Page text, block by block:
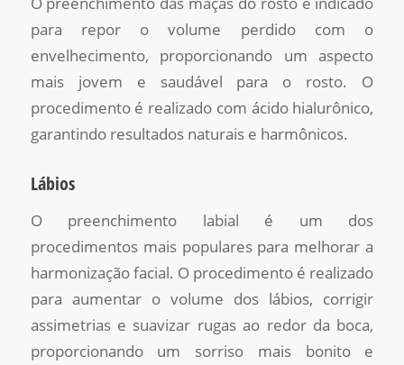
para repor o volume perdido com o
envelhecimento, proporcionando um aspecto
mais jovem e saudável para o rosto. O
procedimento é realizado com ácido hialurônico,
garantindo resultados naturais e harmônicos.
Lábios
O preenchimento labial é um dos
procedimentos mais populares para melhorar a
harmonização facial. O procedimento é realizado
para aumentar o volume dos lábios, corrigir
assimetrias e suavizar rugas ao redor da boca,
proporcionando um sorriso mais bonito e